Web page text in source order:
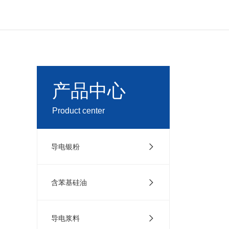
产品中心
Product center
导电银粉
含苯基硅油
导电浆料